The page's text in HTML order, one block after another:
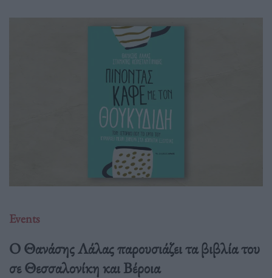
Events
Ο Θανάσης Λάλας παρουσιάζει τα βιβλία του
σε Θεσσαλονίκη και Βέροια